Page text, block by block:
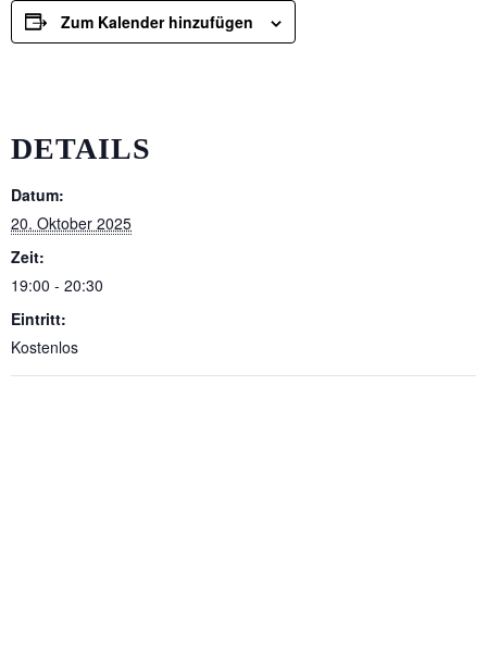
Zum Kalender hinzufügen
DETAILS
Datum:
20. Oktober 2025
Zeit:
19:00 - 20:30
Eintritt:
Kostenlos